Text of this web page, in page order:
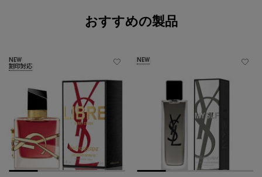
おすすめの製品
NEW
刻印対応
NEW